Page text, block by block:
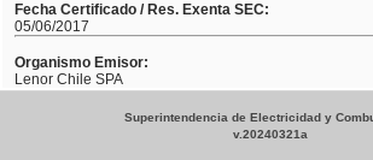
Fecha Certificado / Res. Exenta SEC:
05/06/2017
Organismo Emisor:
Lenor Chile SPA
Superintendencia de Electricidad y
v.20240321a